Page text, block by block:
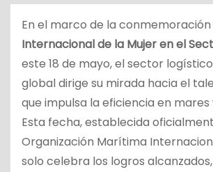
En el marco de la
Internacional de la Mujer en el
este 18 de mayo, el sector
global dirige su mirada hacia el
que impulsa la eficiencia en mares
Esta fecha, establecida
Organización Marítima
solo celebra los logros